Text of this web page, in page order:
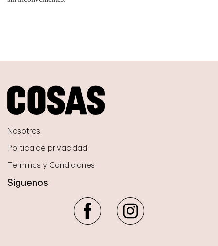
Nosotros
Politica de privacidad
Terminos y Condiciones
Siguenos